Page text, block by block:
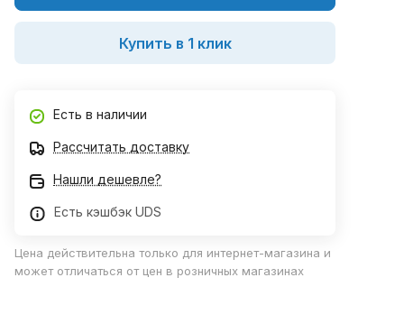
Купить в 1 клик
Есть в наличии
Рассчитать доставку
Нашли дешевле?
Есть кэшбэк UDS
Цена действительна только для интернет-магазина и
может отличаться от цен в розничных магазинах